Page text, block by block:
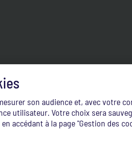
son audience et, avec votre
utilisateur. Votre choix sera
accédant à la page "Gestion des